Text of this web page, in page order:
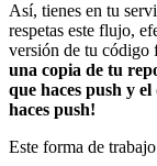
Así, tienes en tu
respetas este flujo,
versión de tu código
una copia de tu
que haces push y
haces push!
Este forma de